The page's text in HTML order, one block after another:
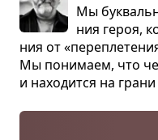
Мы
ния героя,
ния от
Мы пони­маем, что
и нахо­дится на